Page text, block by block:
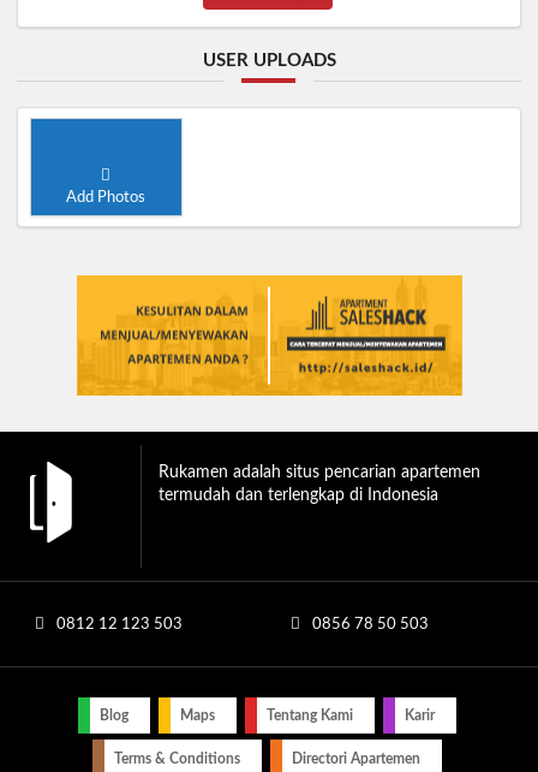
USER UPLOADS
Add Photos
Rukamen adalah situs pencarian apartemen
termudah dan terlengkap di Indonesia
0812 12 123 503 0856 78 50 503
Blog Maps Tentang Kami Karir
Terms & Conditions Directori Apartemen